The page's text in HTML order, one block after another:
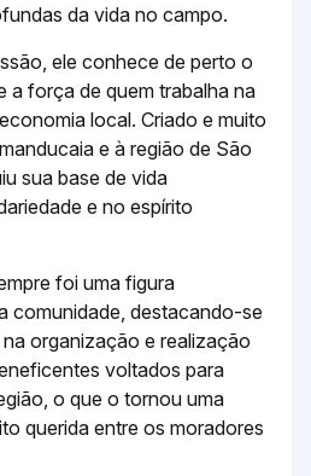
da vida no campo.
ele conhece de perto o
a força de quem trabalha na
local. Criado e muito
e à região de São
sua base de vida
e no espírito
foi uma figura
comunidade, destacando-se
organização e realização
voltados para
o que o tornou uma
querida entre os moradores